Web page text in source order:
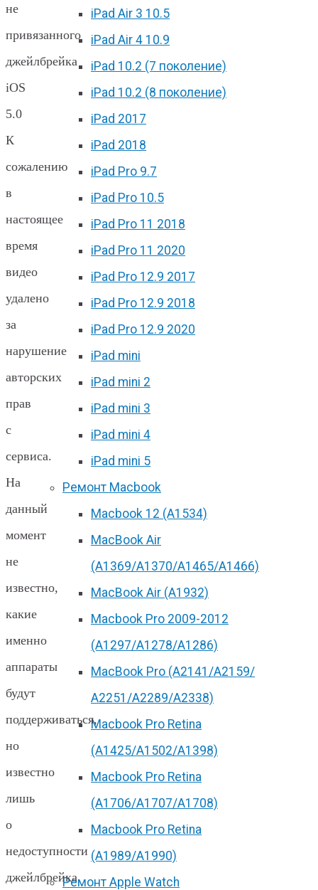
iPad Air 3 10.5
iPad Air 4 10.9
iPad 10.2 (7 поколение)
iPad 10.2 (8 поколение)
iPad 2017
iPad 2018
iPad Pro 9.7
iPad Pro 10.5
iPad Pro 11 2018
iPad Pro 11 2020
iPad Pro 12.9 2017
iPad Pro 12.9 2018
iPad Pro 12.9 2020
iPad mini
iPad mini 2
iPad mini 3
iPad mini 4
iPad mini 5
Ремонт Macbook
Macbook 12 (А1534)
MacBook Air
(A1369/A1370/A1465/A1466)
MacBook Air (A1932)
Macbook Pro 2009-2012
(A1297/A1278/A1286)
MacBook Pro (А2141/А2159/
А2251/A2289/A2338)
Macbook Pro Retina
(А1425/A1502/A1398)
Macbook Pro Retina
(А1706/A1707/A1708)
Macbook Pro Retina
(А1989/A1990)
Ремонт Apple Watch
не
привязанного
джейлбрейка
iOS
5.0
К
сожалению
в
настоящее
время
видео
удалено
за
нарушение
авторских
прав
с
сервиса.
На
данный
момент
не
известно,
какие
именно
аппараты
будут
поддерживаться,
но
известно
лишь
о
недоступности
джейлбрейка